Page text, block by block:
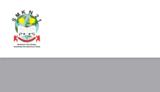
Lewati
konten